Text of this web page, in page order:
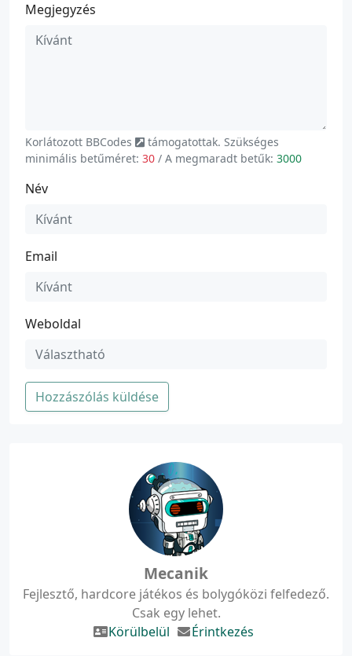
Megjegyzés
Korlátozott BBCodes
támogatottak. Szükséges
minimális betűméret: 30 / A megmaradt betűk: 3000
Név
Email
Weboldal
Hozzászólás küldése
Mecanik
Fejlesztő, hardcore játékos és bolygóközi felfedező.
Csak egy lehet.
Körülbelül
Érintkezés